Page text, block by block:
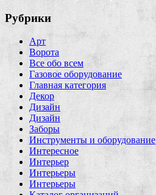
Рубрики
Арт
Ворота
Все обо всем
Газовое оборудование
Главная категория
Декор
Дизайн
Дизайн
Заборы
Инструменты и оборудование
Интересное
Интерьер
Интерьеры
Интерьеры